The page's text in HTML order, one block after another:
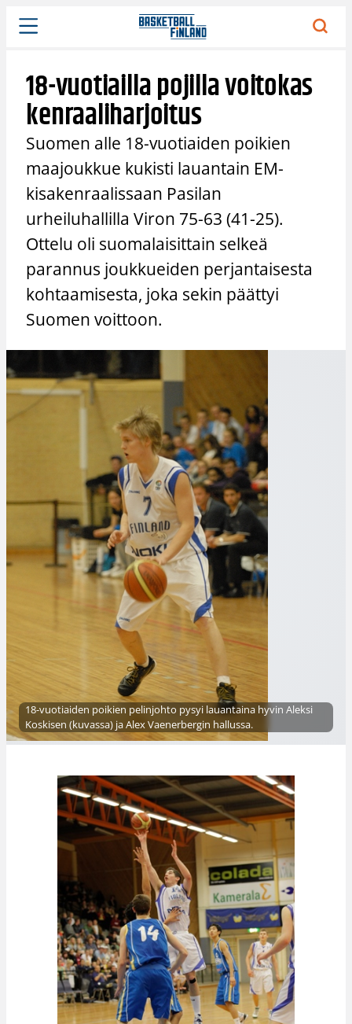
Siirry
sisältöön
18-vuotiailla pojilla voitokas
kenraaliharjoitus
Suomen alle 18-vuotiaiden poikien
maajoukkue kukisti lauantain EM-
kisakenraalissaan Pasilan
urheiluhallilla Viron 75-63 (41-25).
Ottelu oli suomalaisittain selkeä
parannus joukkueiden perjantaisesta
kohtaamisesta, joka sekin päättyi
Suomen voittoon.
18-vuotiaiden poikien pelinjohto pysyi lauantaina hyvin Aleksi
Koskisen (kuvassa) ja Alex Vaenerbergin hallussa.